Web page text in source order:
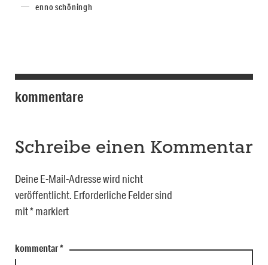
enno schöningh
kommentare
Schreibe einen Kommentar
Deine E-Mail-Adresse wird nicht
veröffentlicht. Erforderliche Felder sind
mit*markiert
kommentar*